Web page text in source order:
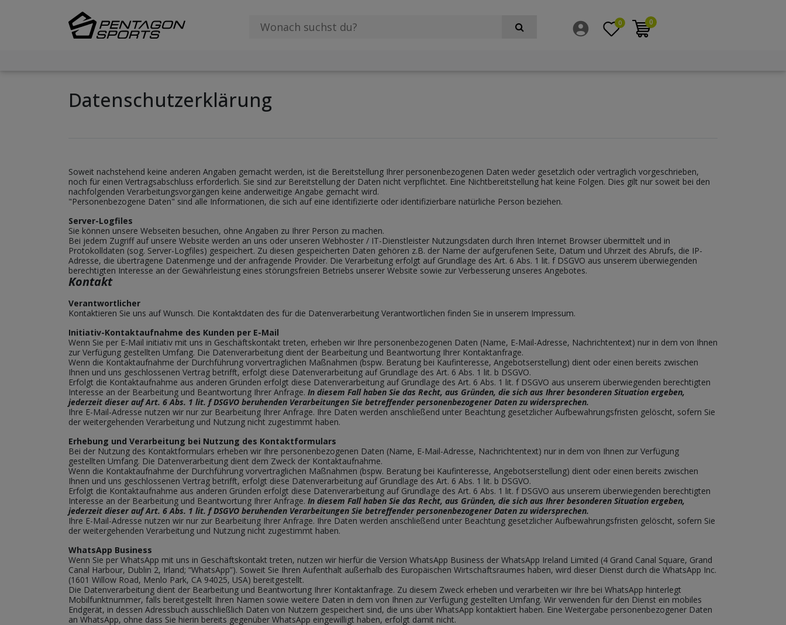
0 0
Daten­schutz­erklärung
Soweit nachstehend keine anderen Angaben gemacht werden, ist die Bereitstellung Ihrer personenbezogenen Daten weder gesetzlich oder vertraglich vorgeschrieben,
noch für einen Vertragsabschluss erforderlich. Sie sind zur Bereitstellung der Daten nicht verpflichtet. Eine Nichtbereitstellung hat keine Folgen. Dies gilt nur soweit bei den
nachfolgenden Verarbeitungsvorgängen keine anderweitige Angabe gemacht wird.
"Personenbezogene Daten" sind alle Informationen, die sich auf eine identifizierte oder identifizierbare natürliche Person beziehen.
Server-Logfiles
Sie können unsere Webseiten besuchen, ohne Angaben zu Ihrer Person zu machen.
Bei jedem Zugriff auf unsere Website werden an uns oder unseren Webhoster / IT-Dienstleister Nutzungsdaten durch Ihren Internet Browser übermittelt und in
Protokolldaten (sog. Server-Logfiles) gespeichert. Zu diesen gespeicherten Daten gehören z.B. der Name der aufgerufenen Seite, Datum und Uhrzeit des Abrufs, die IP-
Adresse, die übertragene Datenmenge und der anfragende Provider. Die Verarbeitung erfolgt auf Grundlage des Art. 6 Abs. 1 lit. f DSGVO aus unserem überwiegenden
berechtigten Interesse an der Gewährleistung eines störungsfreien Betriebs unserer Website sowie zur Verbesserung unseres Angebotes.
Kontakt
Verantwortlicher
Kontaktieren Sie uns auf Wunsch. Die Kontaktdaten des für die Datenverarbeitung Verantwortlichen finden Sie in unserem Impressum.
Initiativ-Kontaktaufnahme des Kunden per E-Mail
Wenn Sie per E-Mail initiativ mit uns in Geschäftskontakt treten, erheben wir Ihre personenbezogenen Daten (Name, E-Mail-Adresse, Nachrichtentext) nur in dem von Ihnen
zur Verfügung gestellten Umfang. Die Datenverarbeitung dient der Bearbeitung und Beantwortung Ihrer Kontaktanfrage.
Wenn die Kontaktaufnahme der Durchführung vorvertraglichen Maßnahmen (bspw. Beratung bei Kaufinteresse, Angebotserstellung) dient oder einen bereits zwischen
Ihnen und uns geschlossenen Vertrag betrifft, erfolgt diese Datenverarbeitung auf Grundlage des Art. 6 Abs. 1 lit. b DSGVO.
Erfolgt die Kontaktaufnahme aus anderen Gründen erfolgt diese Datenverarbeitung auf Grundlage des Art. 6 Abs. 1 lit. f DSGVO aus unserem überwiegenden berechtigten
Interesse an der Bearbeitung und Beantwortung Ihrer Anfrage. In diesem Fall haben Sie das Recht, aus Gründen, die sich aus Ihrer besonderen Situation ergeben,
jederzeit dieser auf Art. 6 Abs. 1 lit. f DSGVO beruhenden Verarbeitungen Sie betreffender personenbezogener Daten zu widersprechen.
Ihre E-Mail-Adresse nutzen wir nur zur Bearbeitung Ihrer Anfrage. Ihre Daten werden anschließend unter Beachtung gesetzlicher Aufbewahrungsfristen gelöscht, sofern Sie
der weitergehenden Verarbeitung und Nutzung nicht zugestimmt haben.
Erhebung und Verarbeitung bei Nutzung des Kontaktformulars
Bei der Nutzung des Kontaktformulars erheben wir Ihre personenbezogenen Daten (Name, E-Mail-Adresse, Nachrichtentext) nur in dem von Ihnen zur Verfügung
gestellten Umfang. Die Datenverarbeitung dient dem Zweck der Kontaktaufnahme.
Wenn die Kontaktaufnahme der Durchführung vorvertraglichen Maßnahmen (bspw. Beratung bei Kaufinteresse, Angebotserstellung) dient oder einen bereits zwischen
Ihnen und uns geschlossenen Vertrag betrifft, erfolgt diese Datenverarbeitung auf Grundlage des Art. 6 Abs. 1 lit. b DSGVO.
Erfolgt die Kontaktaufnahme aus anderen Gründen erfolgt diese Datenverarbeitung auf Grundlage des Art. 6 Abs. 1 lit. f DSGVO aus unserem überwiegenden berechtigten
Interesse an der Bearbeitung und Beantwortung Ihrer Anfrage. In diesem Fall haben Sie das Recht, aus Gründen, die sich aus Ihrer besonderen Situation ergeben,
jederzeit dieser auf Art. 6 Abs. 1 lit. f DSGVO beruhenden Verarbeitungen Sie betreffender personenbezogener Daten zu widersprechen.
Ihre E-Mail-Adresse nutzen wir nur zur Bearbeitung Ihrer Anfrage. Ihre Daten werden anschließend unter Beachtung gesetzlicher Aufbewahrungsfristen gelöscht, sofern Sie
der weitergehenden Verarbeitung und Nutzung nicht zugestimmt haben.
WhatsApp Business
Wenn Sie per WhatsApp mit uns in Geschäftskontakt treten, nutzen wir hierfür die Version WhatsApp Business der WhatsApp Ireland Limited (4 Grand Canal Square, Grand
Canal Harbour, Dublin 2, Irland; “WhatsApp”). Soweit Sie Ihren Aufenthalt außerhalb des Europäischen Wirtschaftsraumes haben, wird dieser Dienst durch die WhatsApp Inc.
(1601 Willow Road, Menlo Park, CA 94025, USA) bereitgestellt.
Die Datenverarbeitung dient der Bearbeitung und Beantwortung Ihrer Kontaktanfrage. Zu diesem Zweck erheben und verarbeiten wir Ihre bei WhatsApp hinterlegt
Mobilfunktnummer, falls bereitgestellt Ihren Namen sowie weitere Daten in dem von Ihnen zur Verfügung gestellten Umfang. Wir verwenden für den Dienst ein mobiles
Endgerät, in dessen Adressbuch ausschließlich Daten von Nutzern gespeichert sind, die uns über WhatsApp kontaktiert haben. Eine Weitergabe personenbezogener Daten
an WhatsApp, ohne dass Sie hierin bereits gegenüber WhatsApp eingewilligt haben, erfolgt damit nicht.